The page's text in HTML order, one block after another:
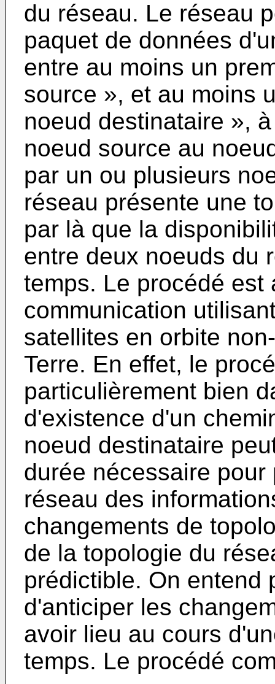
du réseau. Le réseau
paquet de données
entre au moins un
source », et au moins
noeud destinataire »,
noeud source au
par un ou plusieurs
réseau présente une
par là que la
entre deux noeuds du
temps. Le procédé est
communication
satellites en orbite
Terre. En effet, le
particulièrement bien
d'existence d'un
noeud destinataire
durée nécessaire
réseau des
changements de
de la topologie du
prédictible. On entend
d'anticiper les
avoir lieu au cours
temps. Le procédé